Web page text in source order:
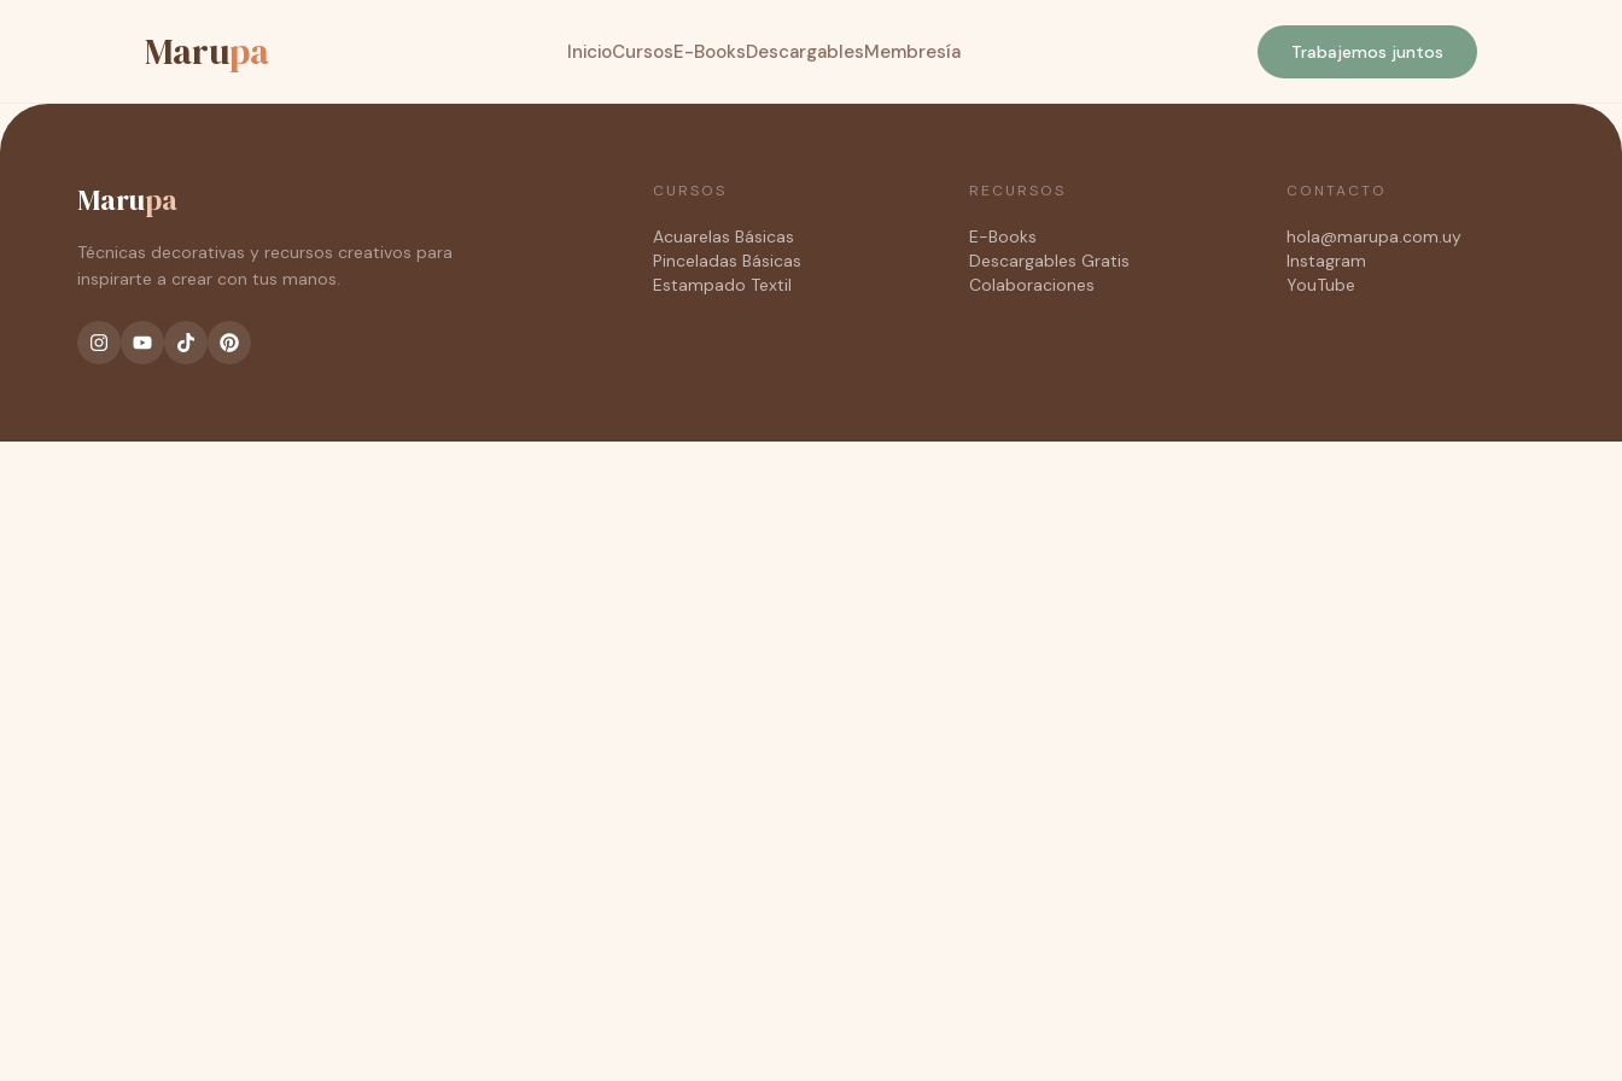
Marupa InicioCursosE-BooksDescargablesMembresía Trabajemos juntos
Marupa
Técnicas decorativas y recursos creativos para
inspirarte a crear con tus manos.
CURSOS
Acuarelas Básicas
Pinceladas Básicas
Estampado Textil
RECURSOS
E-Books
Descargables Gratis
Colaboraciones
CONTACTO
hola@marupa.com.uy
Instagram
YouTube